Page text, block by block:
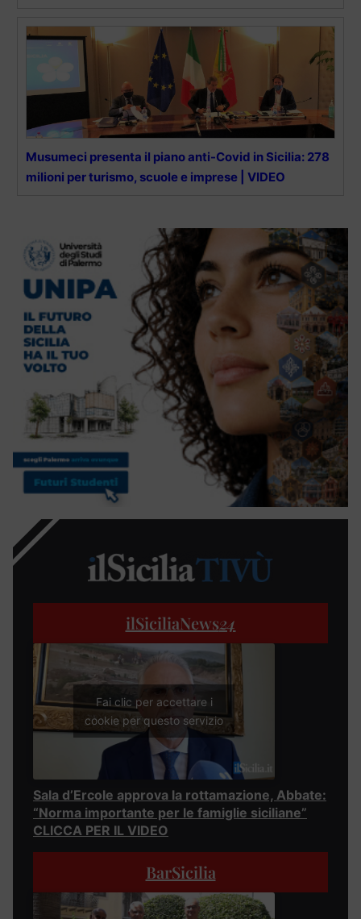
Musumeci presenta il piano anti-Covid in Sicilia: 278
milioni per turismo, scuole e imprese | VIDEO
ilSiciliaNews24
Fai clic per accettare i
cookie per questo servizio
Sala d’Ercole approva la rottamazione, Abbate:
“Norma importante per le famiglie siciliane”
CLICCA PER IL VIDEO
BarSicilia